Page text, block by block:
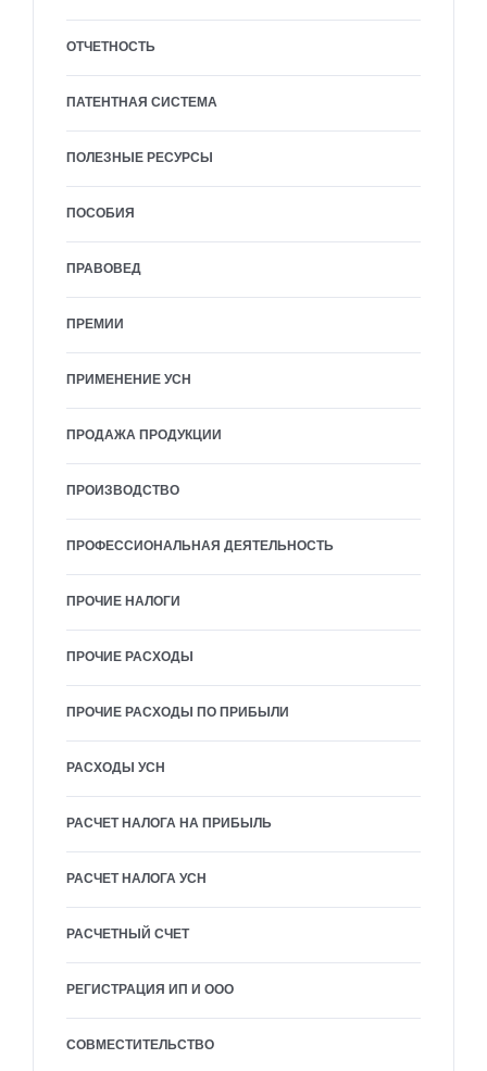
ОТЧЕТНОСТЬ
ПАТЕНТНАЯ СИСТЕМА
ПОЛЕЗНЫЕ РЕСУРСЫ
ПОСОБИЯ
ПРАВОВЕД
ПРЕМИИ
ПРИМЕНЕНИЕ УСН
ПРОДАЖА ПРОДУКЦИИ
ПРОИЗВОДСТВО
ПРОФЕССИОНАЛЬНАЯ ДЕЯТЕЛЬНОСТЬ
ПРОЧИЕ НАЛОГИ
ПРОЧИЕ РАСХОДЫ
ПРОЧИЕ РАСХОДЫ ПО ПРИБЫЛИ
РАСХОДЫ УСН
РАСЧЕТ НАЛОГА НА ПРИБЫЛЬ
РАСЧЕТ НАЛОГА УСН
РАСЧЕТНЫЙ СЧЕТ
РЕГИСТРАЦИЯ ИП И ООО
СОВМЕСТИТЕЛЬСТВО